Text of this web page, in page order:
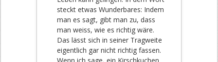
steckt etwas Wunderbares: Indem
man es sagt, gibt man zu, dass
man weiss, wie es richtig wäre.
Das lässt sich in seiner Tragweite
eigentlich gar nicht richtig fassen.
Wenn ich sage, ein Kirschkuchen